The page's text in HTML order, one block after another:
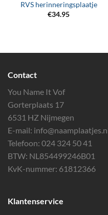
RVS herinneringsplaatje
€34.95
Contact
You Name It Vof
Gorterplaats 17
6531 HZ Nijmegen
E-mail:
Telefoon: 024 324 50 41
BTW: NL854499246B01
KvK-nummer: 61812366
Klantenservice